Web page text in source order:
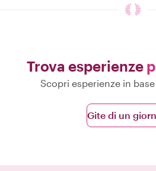
Trova esperienze
Scopri esperienze in
Gite di un